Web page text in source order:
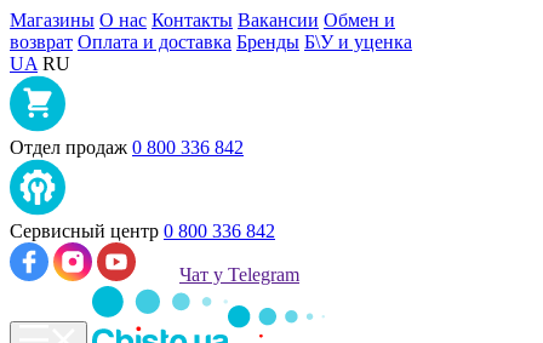
Магазины О нас Контакты Вакансии Обмен и
возврат Оплата и доставка Бренды Б\У и уценка
UA RU
Отдел продаж 0 800 336 842
Сервисный центр 0 800 336 842
Чат у Telegram